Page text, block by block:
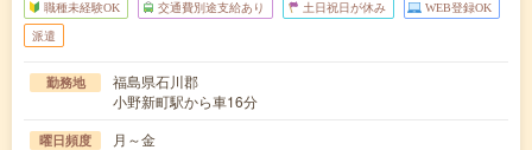
職種未経験OK 交通費別途支給あり 土日祝日が休み WEB登録OK
派遣
勤務地
福島県石川郡
小野新町駅から車16分
曜日頻度 月～金